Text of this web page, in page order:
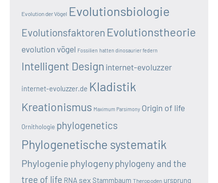
Evolution der Vögel Evolutionsbiologie
Evolutionsfaktoren Evolutionstheorie
evolution vögel Fossilien hatten dinosaurier federn
Intelligent Design internet-evoluzzer
internet-evoluzzer.de Kladistik
Kreationismus Maximum Parsimony Origin of life
Ornithologie phylogenetics
Phylogenetische systematik
Phylogenie phylogenyphylogeny and the
tree of life RNA sex Stammbaum Theropoden ursprung